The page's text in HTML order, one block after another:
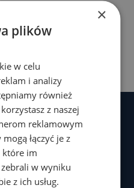
C
p
y
Li
n
k
×
plików
w celu
i analizy
również
z naszej
reklamowym
łączyć je z
im
zebrali w wyniku
z ich usług.